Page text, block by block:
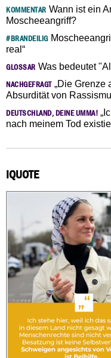
KOMMENTAR Wann ist ein
Moscheeangriff?
#BRANDEILIG
real“
GLOSSAR Was bedeutet
NACHGEFRAGT„Die Grenze
Absurdität von
DEUTSCHLAND, DEINE UMMA!
nach meinem Tod
IQUOTE